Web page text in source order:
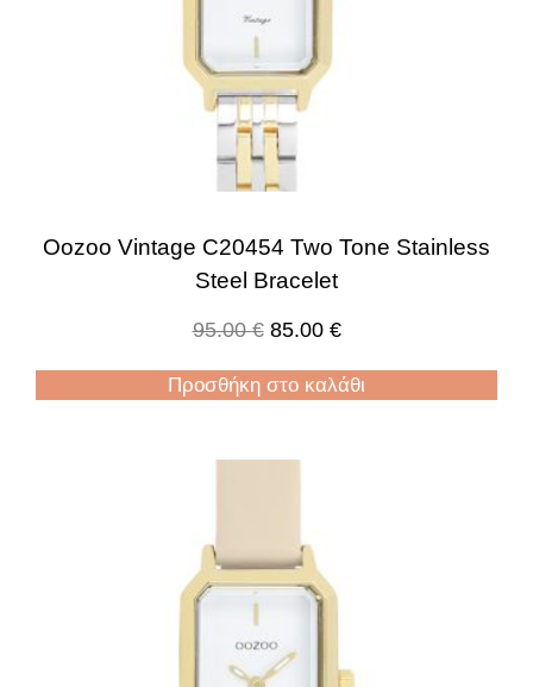
Oozoo Vintage C20454 Two Tone Stainless
Steel Bracelet
95.00€ 85.00 €
Προσθήκη στο καλάθι